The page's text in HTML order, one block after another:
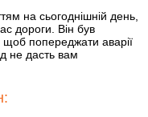
на сьогоднішній день,
дороги. Він був
попереджати аварії
не дасть вам